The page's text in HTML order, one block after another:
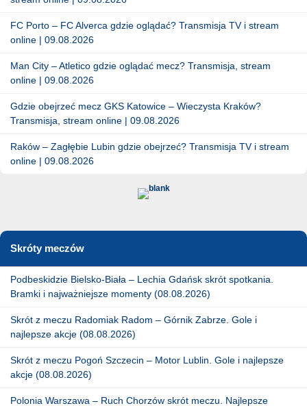
FC Porto – FC Alverca gdzie oglądać? Transmisja TV i stream
online | 09.08.2026
Man City – Atletico gdzie oglądać mecz? Transmisja, stream
online | 09.08.2026
Gdzie obejrzeć mecz GKS Katowice – Wieczysta Kraków?
Transmisja, stream online | 09.08.2026
Raków – Zagłębie Lubin gdzie obejrzeć? Transmisja TV i stream
online | 09.08.2026
Skróty meczów
Podbeskidzie Bielsko-Biała – Lechia Gdańsk skrót spotkania.
Bramki i najważniejsze momenty (08.08.2026)
Skrót z meczu Radomiak Radom – Górnik Zabrze. Gole i
najlepsze akcje (08.08.2026)
Skrót z meczu Pogoń Szczecin – Motor Lublin. Gole i najlepsze
akcje (08.08.2026)
Polonia Warszawa – Ruch Chorzów skrót meczu. Najlepsze